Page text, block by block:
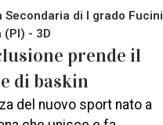
Secondaria di I grado Fucini
(PI) - 3D
prende il
di baskin
del nuovo sport nato a